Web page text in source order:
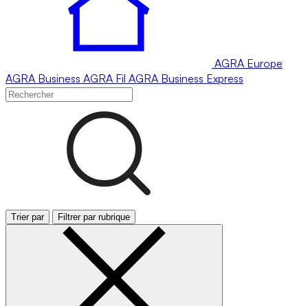
AGRA Europe
AGRA Business AGRA Fil AGRA Business Express
Trier par Filtrer par rubrique